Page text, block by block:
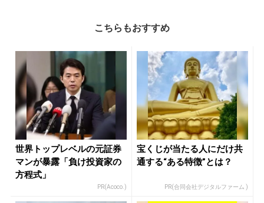
こちらもおすすめ
世界トップレベルの元証券
マンが暴露「負け投資家の
方程式」
PR(Acoco.)
宝くじが当たる人にだけ共
通する“ある特徴”とは？
PR(合同会社デジタルファーム )